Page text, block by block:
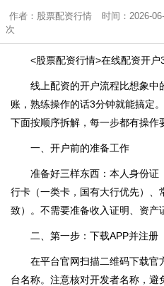
作者：股票配资行情 时间：2026-
次
<股票配资行情>在线配资开
线上配资的开户流程比想象中
账，熟练操作的话3分钟就能搞定
下面按顺序拆解，每一步都有操作
一、开户前的准备工作
准备好三样东西：本人身份证
行卡（一类卡，国有大行优先）
致）。不需要准备收入证明、资产
二、第一步：下载APP并注册
在平台官网扫描二维码下载官
台名称。注意核对开发者名称，避